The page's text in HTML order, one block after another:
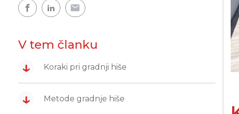
Izkušnje naših strank
V tem članku
↓ Koraki pri gradnji hiše
↓ Metode gradnje hiše